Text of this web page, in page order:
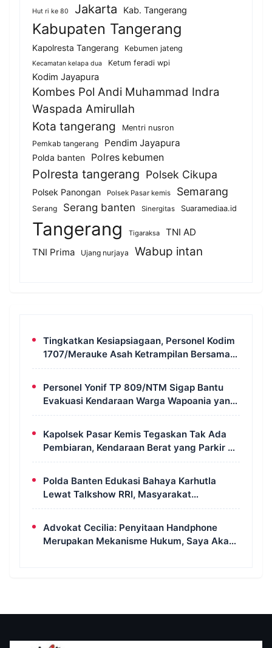
Hut ri ke 80 Jakarta Kab. Tangerang
Kabupaten Tangerang
Kapolresta Tangerang Kebumen jateng
Kecamatan kelapa dua Ketum feradi wpi
Kodim Jayapura
Kombes Pol Andi Muhammad Indra
Waspada Amirullah
Kota tangerang
Mentri nusron
Pemkab tangerang
Pendim Jayapura
Polda banten Polres kebumen
Polresta tangerang Polsek Cikupa
Polsek Panongan Polsek Pasar kemis Semarang
Serang Serang banten Sinergitas Suaramediaa.id
Tangerang Tigaraksa
TNI AD
TNI Prima
Ujang nurjaya Wabup intan
Tingkatkan Kesiapsiagaan, Personel Kodim
1707/Merauke Asah Ketrampilan Bersama
Petugas Damkar
Personel Yonif TP 809/NTM Sigap Bantu
Evakuasi Kendaraan Warga Wapoania yang
Terperosok ke Jurang
Kapolsek Pasar Kemis Tegaskan Tak Ada
Pembiaran, Kendaraan Berat yang Parkir di
Bahu Jalan Langsung Ditertibkan
Polda Banten Edukasi Bahaya Karhutla
Lewat Talkshow RRI, Masyarakat
Diingatkan Ancaman Pidana Pembakaran
Advokat Cecilia: Penyitaan Handphone
Merupakan Mekanisme Hukum, Saya Akan